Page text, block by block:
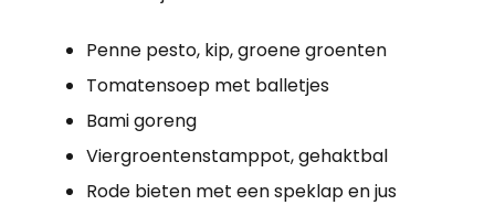
Penne pesto, kip, groene groenten
Tomatensoep met balletjes
Bami goreng
Viergroentenstamppot, gehaktbal
Rode bieten met een speklap en jus